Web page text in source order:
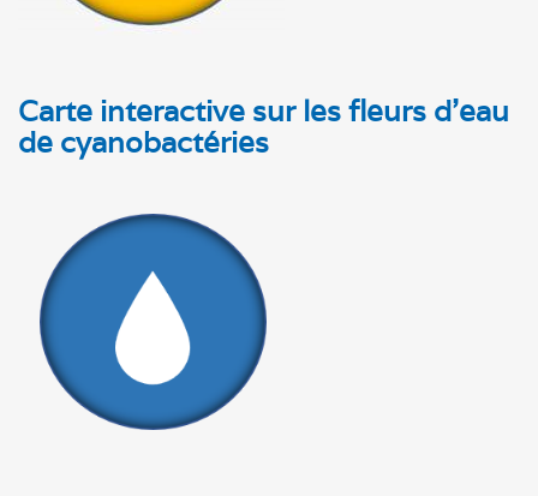
Carte interactive sur les fleurs d'eau
de cyanobactéries